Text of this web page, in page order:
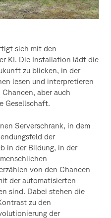
sich mit den
KI. Die Installation lädt die
zu blicken, in der
lesen und interpretieren
aber auch
Gesellschaft.
Serverschrank, in dem
der
in der Bildung, in der
von den Chancen
der automatisierten
sind. Dabei stehen die
zu den
der